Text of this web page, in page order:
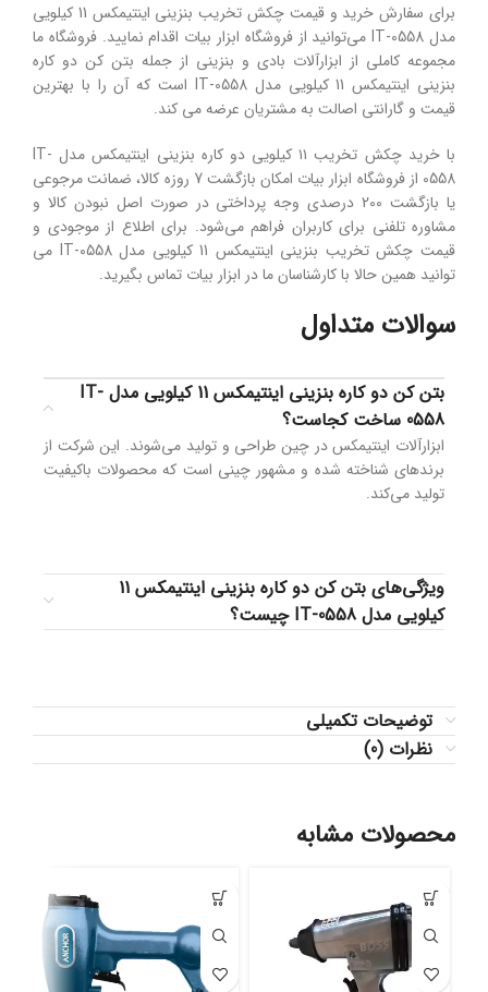
برای سفارش خرید و قیمت چکش تخریب بنزینی اینتیمکس 11 کیلویی
مدل IT-0558 می‌توانید از فروشگاه ابزار بیات اقدام نمایید. فروشگاه ما
مجموعه کاملی از ابزارآلات بادی و بنزینی از جمله بتن کن دو کاره
بنزینی اینتیمکس 11 کیلویی مدل IT-0558 است که آن را با بهترین
قیمت و گارانتی اصالت به مشتریان عرضه می کند.
با خرید چکش تخریب ۱۱ کیلویی دو کاره بنزینی اینتیمکس مدل IT-
0558 از فروشگاه ابزار بیات امکان بازگشت 7 روزه کالا، ضمانت مرجوعی
یا بازگشت 200 درصدی وجه پرداختی در صورت اصل نبودن کالا و
مشاوره تلفنی برای کاربران فراهم می‌شود. برای اطلاع از موجودی و
قیمت چکش تخریب بنزینی اینتیمکس 11 کیلویی مدل IT-0558 می
توانید همین حالا با کارشناسان ما در ابزار بیات تماس بگیرید.
سوالات متداول
بتن کن دو کاره بنزینی اینتیمکس 11 کیلویی مدل IT-
0558 ساخت کجاست؟
ابزارآلات اینتیمکس در چین طراحی و تولید می‌شوند. این شرکت از
برندهای شناخته شده و مشهور چینی است که محصولات باکیفیت
تولید می‌کند.
ویژگی‌های بتن کن دو کاره بنزینی اینتیمکس 11
کیلویی مدل IT-0558 چیست؟
توضیحات تکمیلی
نظرات (0)
محصولات مشابه